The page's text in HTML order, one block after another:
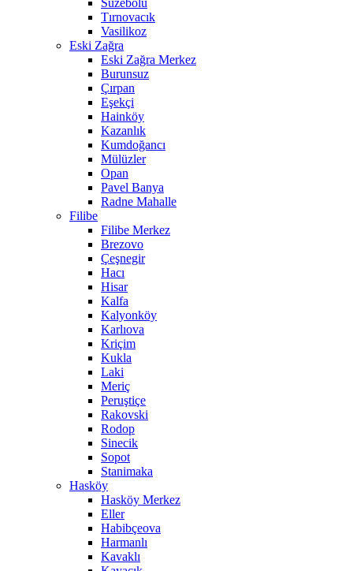
Tırnovacık
Vasilikoz
Eski Zağra
Eski Zağra Merkez
Burunsuz
Çırpan
Eşekçi
Hainköy
Kazanlık
Kumdoğancı
Mülüzler
Opan
Pavel Banya
Radne Mahalle
Filibe
Filibe Merkez
Brezovo
Çeşnegir
Hacı
Hisar
Kalfa
Kalyonköy
Karlıova
Kriçim
Kukla
Laki
Meriç
Peruştiçe
Rakovski
Rodop
Sinecik
Sopot
Stanimaka
Hasköy
Hasköy Merkez
Eller
Habibçeova
Harmanlı
Kavaklı